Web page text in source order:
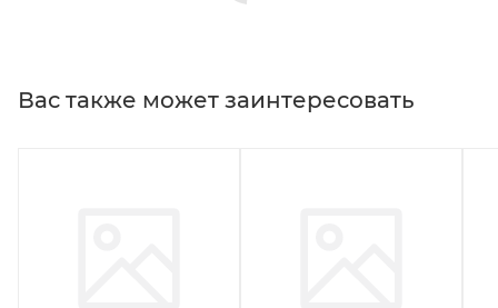
Вас также может заинтересовать